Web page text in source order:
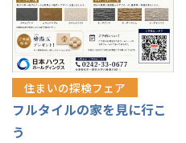
住まいの探検フェア
フルタイルの家を見に行こ
う